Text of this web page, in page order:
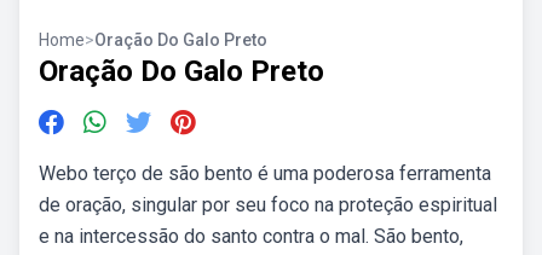
Home>Oração Do Galo Preto
Oração Do Galo Preto
Webo terço de são bento é uma poderosa ferramenta
de oração, singular por seu foco na proteção espiritual
e na intercessão do santo contra o mal. São bento,